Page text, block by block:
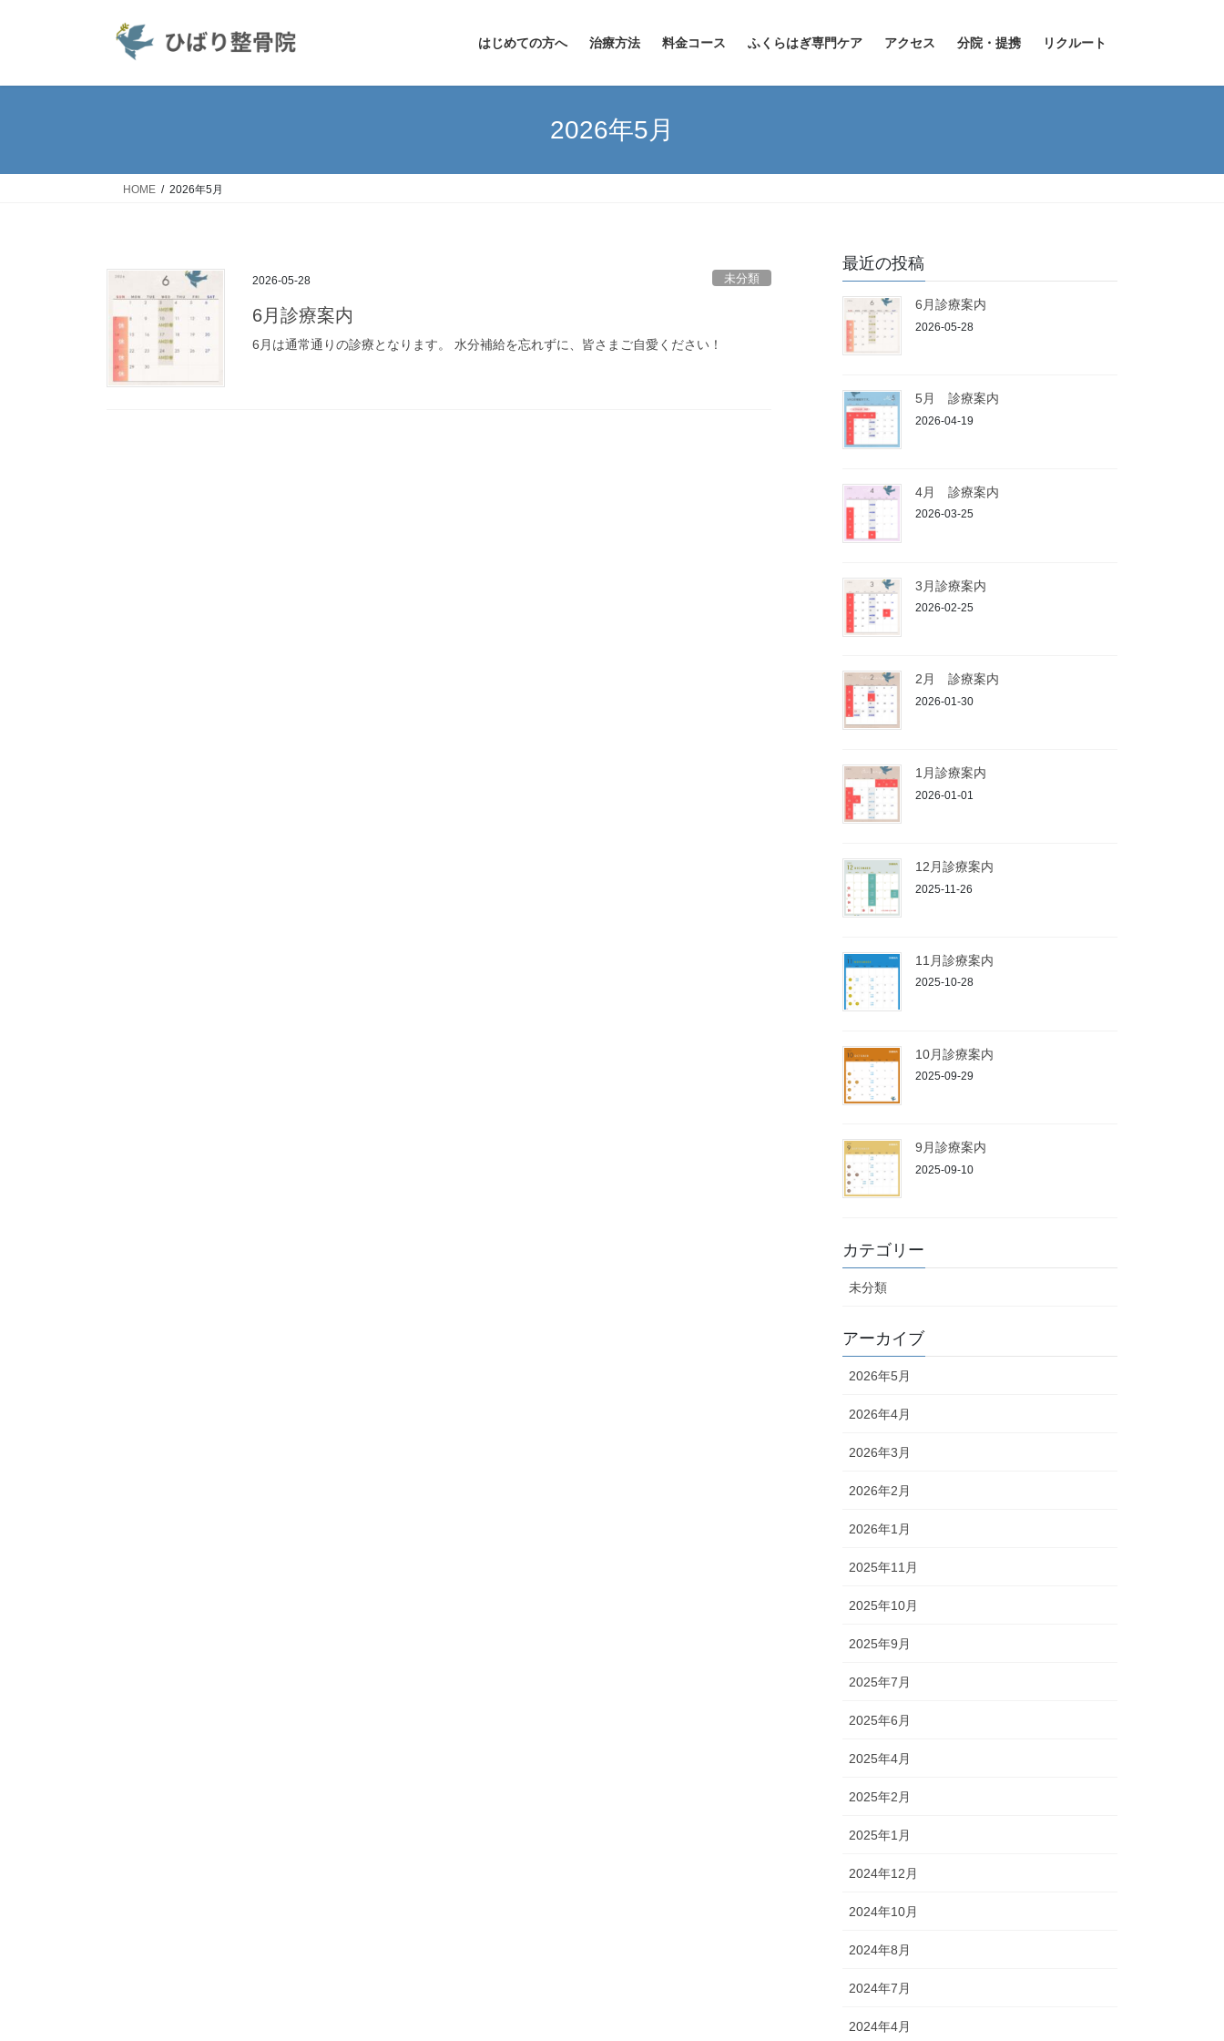
はじめての方へ 治療方法 料金コース ふくらはぎ専門ケア アクセス 分院・提携 リクルート
2026年5月
HOME 2026年5月
2026-05-28 未分類
6月診療案内
6月は通常通りの診療となります。 水分補給を忘れずに、皆さまご自愛ください！
最近の投稿
6月診療案内
2026-05-28
5月 診療案内
2026-04-19
4月 診療案内
2026-03-25
3月診療案内
2026-02-25
2月 診療案内
2026-01-30
1月診療案内
2026-01-01
12月診療案内
2025-11-26
11月診療案内
2025-10-28
10月診療案内
2025-09-29
9月診療案内
2025-09-10
カテゴリー
未分類
アーカイブ
2026年5月
2026年4月
2026年3月
2026年2月
2026年1月
2025年11月
2025年10月
2025年9月
2025年7月
2025年6月
2025年4月
2025年2月
2025年1月
2024年12月
2024年10月
2024年8月
2024年7月
2024年4月